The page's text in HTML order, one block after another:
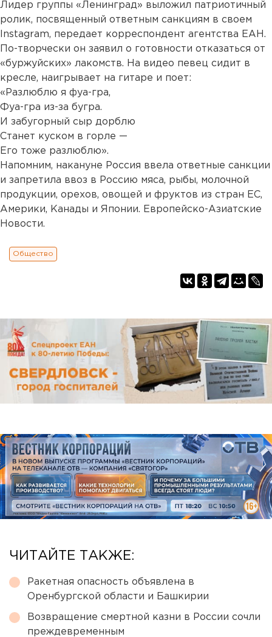
Лидер группы «Ленинград» выложил патриотичный
ролик, посвященный ответным санкциям в своем
Instagram, передает корреспондент агентства ЕАН.
По-творчески он заявил о готовности отказаться от
«буржуйских» лакомств. На видео певец сидит в
кресле, наигрывает на гитаре и поет:
«Разлюблю я фуа-гра,
Фуа-гра из-за бугра.
И забугорный сыр дорблю
Станет куском в горле —
Его тоже разлюблю».
Напомним, накануне Россия ввела ответные санкции
и запретила ввоз в Россию мяса, рыбы, молочной
продукции, орехов, овощей и фруктов из стран ЕС,
Америки, Канады и Японии. Европейско-Азиатские
Новости.
Общество
ЧИТАЙТЕ ТАКЖЕ:
Ракетная опасность объявлена в
Оренбургской области и Башкирии
Возвращение смертной казни в России сочли
преждевременным